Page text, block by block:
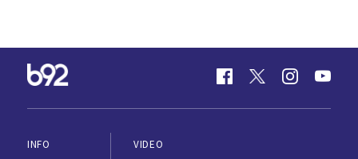
INFO
VIDEO